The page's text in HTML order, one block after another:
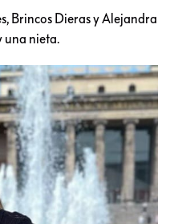
Brincos Dieras y Alejandra
una nieta.